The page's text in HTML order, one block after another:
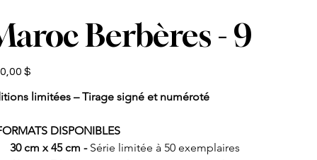
Berbères - 9
$
limitées – Tirage signé et numéroté
DISPONIBLES
30 cm x 45 cm - Série limitée à 50 exemplaires